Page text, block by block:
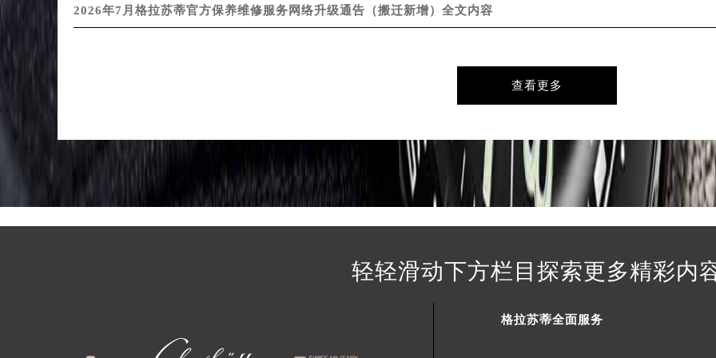
2026年7月格拉苏蒂官方保养维修服务网络升级通告（搬迁新增）全文内容
查看更多
轻轻滑动下方栏目探索更多精彩内
格拉苏蒂全面服务